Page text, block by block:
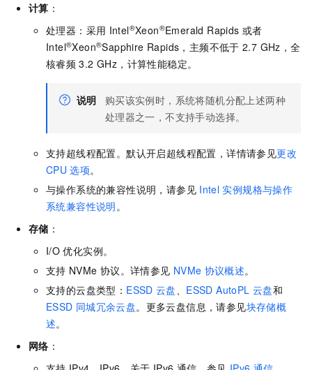
计算 ：
处理器：采用 Intel®Xeon®Emerald Rapids 或者
Intel®Xeon®Sapphire Rapids，主频不低于 2.7 GHz，全
核睿频 3.2 GHz，计算性能稳定。
说明
购买该实例时，系统将随机分配上述两种
处理器之一，不支持手动选择。
支持超线程配置。默认开启超线程配置，详情请参见更改
CPU 选项。
与操作系统的兼容性说明，请参见 Intel 实例规格与操作
系统兼容性说明。
存储 ：
I/O 优化实例。
支持 NVMe 协议。详情参见 NVMe 协议概述。
支持的云盘类型： ESSD 云盘、 ESSD AutoPL 云盘和
ESSD 同城冗余云盘。更多云盘信息，请参见块存储概
述。
网络 ：